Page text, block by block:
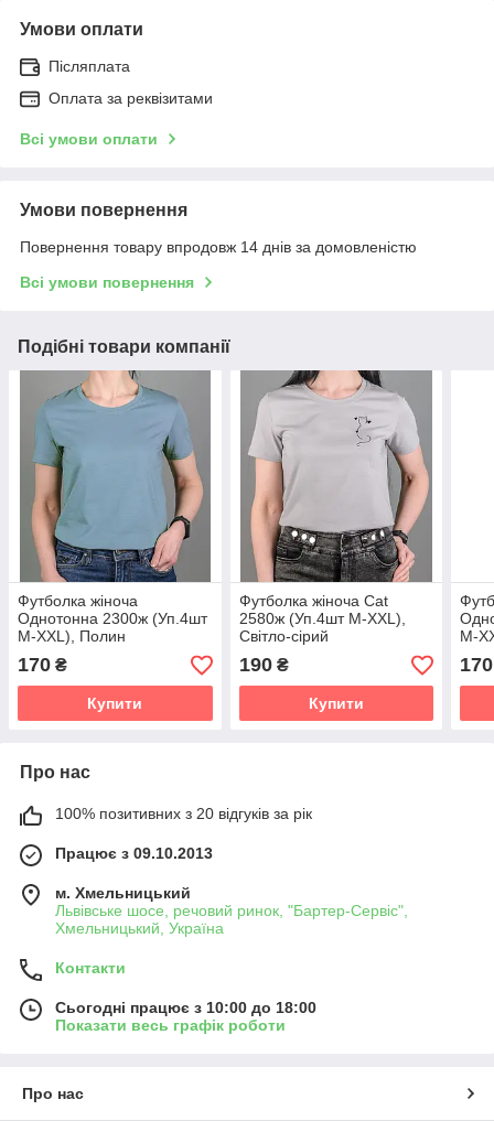
Умови оплати
Післяплата
Оплата за реквізитами
Всі умови оплати
Умови повернення
Повернення товару впродовж 14 днів за домовленістю
Всі умови повернення
Подібні товари компанії
Футболка жіноча
Однотонна 2300ж (Уп.4шт
M-XXL), Полин
170 ₴
Купити
Футболка жіноча Cat
2580ж (Уп.4шт M-XXL),
Світло-сірий
190₴
Купити
M-
170
Про нас
100% позитивних з 20 відгуків за рік
Працює з 09.10.2013
м. Хмельницький
Львівське шосе, речовий ринок, "Бартер-Сервіс",
Хмельницький, Україна
Контакти
Сьогодні працює з 10:00 до 18:00
Показати весь графік роботи
Про нас